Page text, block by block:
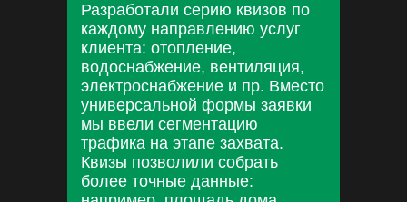
Разработали серию квизов по
каждому направлению услуг
клиента: отопление,
водоснабжение, вентиляция,
электроснабжение и пр. Вместо
универсальной формы заявки
мы ввели сегментацию
трафика на этапе захвата.
Квизы позволили собрать
более точные данные: